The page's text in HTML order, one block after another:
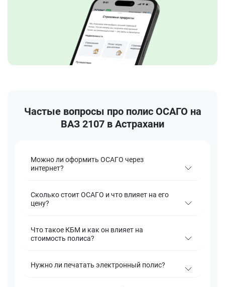
Частые вопросы про полис ОСАГО на
ВАЗ 2107 в Астрахани
Можно ли оформить ОСАГО через
интернет?
Сколько стоит ОСАГО и что влияет на его
цену?
Что такое КБМ и как он влияет на
стоимость полиса?
Нужно ли печатать электронный полис?